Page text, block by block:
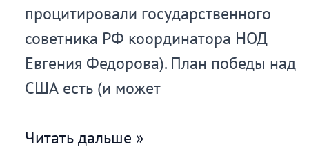
процитировали государственного
советника РФ координатора НОД
Евгения Федорова). План победы над
США есть (и может
Сбор
Читать дальше »